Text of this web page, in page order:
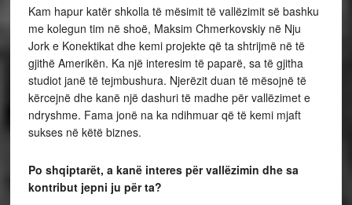
Kam hapur katër shkolla të mësimit të vallëzimit së bashku
me kolegun tim në shoë, Maksim Chmerkovskiy në Nju
Jork e Konektikat dhe kemi projekte që ta shtrijmë në të
gjithë Amerikën. Ka një interesim të paparë, sa të gjitha
studiot janë të tejmbushura. Njerëzit duan të mësojnë të
kërcejnë dhe kanë një dashuri të madhe për vallëzimet e
ndryshme. Fama jonë na ka ndihmuar që të kemi mjaft
sukses në këtë biznes.
Po shqiptarët, a kanë interes për vallëzimin dhe sa
kontribut jepni ju për ta?